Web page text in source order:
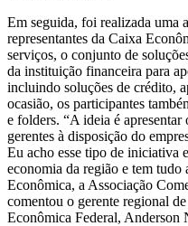
Em seguida, foi realizada uma
representantes da Caixa
serviços, o conjunto de
da instituição financeira para
incluindo soluções de crédito,
ocasião, os participantes
e folders. “A ideia é apresentar
gerentes à disposição do
Eu acho esse tipo de iniciativa
economia da região e tem tudo
Econômica, a Associação
comentou o gerente regional
Econômica Federal, Anderson